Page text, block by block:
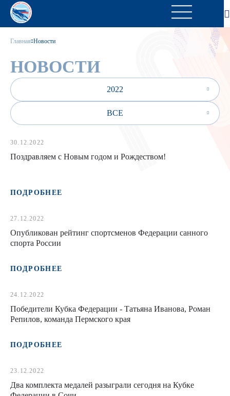
Главная Новости
НОВОСТИ
2022
ВСЕ
30.12.2022
Поздравляем с Новым годом и Рождеством!
ПОДРОБНЕЕ
27.12.2022
Опубликован рейтинг спортсменов Федерации санного
спорта России
ПОДРОБНЕЕ
24.12.2022
Победители Кубка Федерации - Татьяна Иванова, Роман
Репилов, команда Пермского края
ПОДРОБНЕЕ
23.12.2022
Два комплекта медалей разыграли сегодня на Кубке